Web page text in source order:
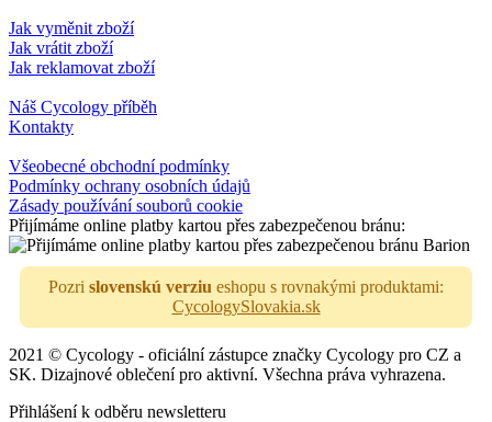
Jak vyměnit zboží
Jak vrátit zboží
Jak reklamovat zboží
Náš Cycology příběh
Kontakty
Všeobecné obchodní podmínky
Podmínky ochrany osobních údajů
Zásady používání souborů cookie
Přijímáme online platby kartou přes zabezpečenou bránu:
Pozri slovenskú verziu eshopu s rovnakými produktami:
CycologySlovakia.sk
2021 © Cycology - oficiální zástupce značky Cycology pro CZ a
SK. Dizajnové oblečení pro aktivní. Všechna práva vyhrazena.
Přihlášení k odběru newsletteru